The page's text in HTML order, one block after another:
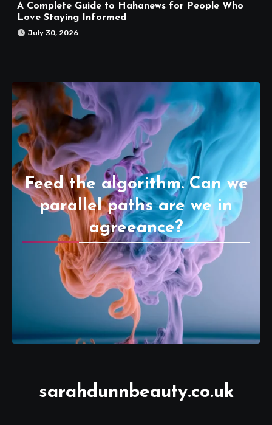
A Complete Guide to Hahanews for People Who
Love Staying Informed
July 30, 2026
Feed the algorithm. Can we
parallel paths are we in
agreeance?
sarahdunnbeauty.co.uk